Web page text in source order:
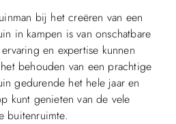
bij het creëren van een
in kampen is van onschatbare
en expertise kunnen
behouden van een prachtige
gedurende het hele jaar en
kunt genieten van de vele
buitenruimte.